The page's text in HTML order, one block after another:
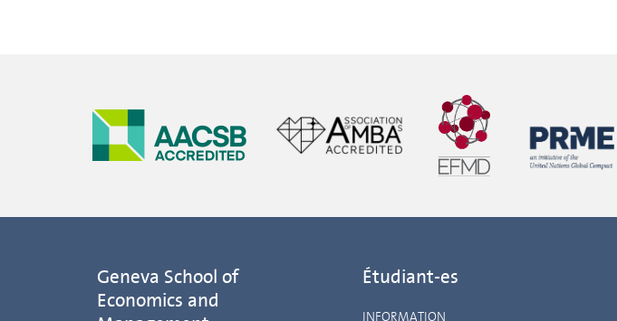
Geneva School of
Economics and
Étudiant-es
INFORMATION